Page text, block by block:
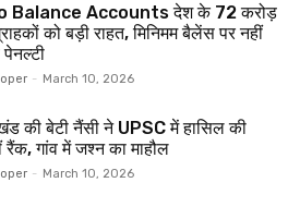
Balance Accounts देश के 72 करोड़
को बड़ी राहत, मिनिमम बैलेंस पर नहीं
- March 10, 2026
की बेटी नैंसी ने UPSC में हासिल की
रैंक, गांव में जश्न का माहौल
- March 10, 2026